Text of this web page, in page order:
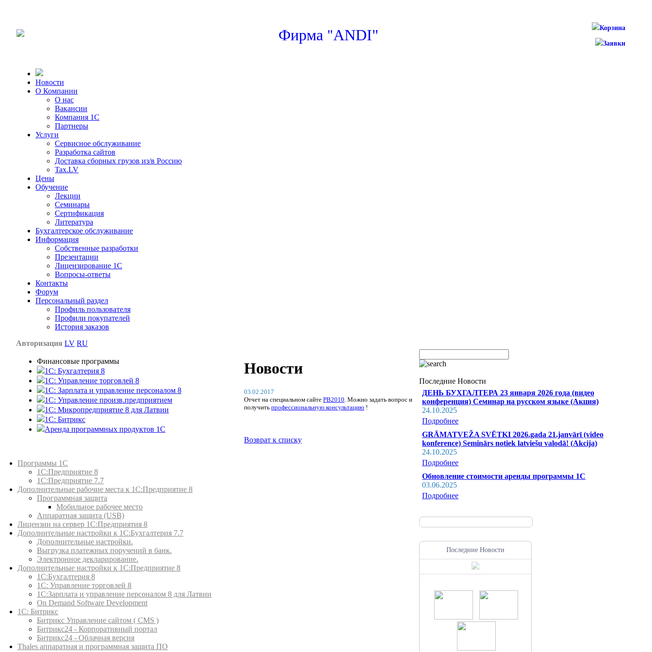
Фирма "ANDI" Корзина
Заявки
Новости
О Компании
О нас
Вакансии
Компания 1С
Партнеры
Услуги
Сервисное обслуживание
Разработка сайтов
Доставка сборных грузов из/в Россию
Tax.LV
Цены
Обучение
Лекции
Семинары
Сертификация
Литература
Бухгалтерское обслуживание
Информация
Собственные разработки
Презентации
Лицензирование 1С
Вопросы-ответы
Контакты
Форум
Персональный раздел
Профиль пользователя
Профили покупателей
История заказов
Авторизация LV RU
Финансовые программы
1С: Бухгалтерия 8
1C: Управление торговлей 8
1C: Зарплата и управление персоналом 8
1C: Управление произв.предприятием
1С: Микропредприятие 8 для Латвии
1C: Битрикс
Аренда программных продуктов 1С
Программы 1С
1С:Предприятие 8
1С:Предприятие 7.7
Дополнительные рабочие места к 1С:Предприятие 8
Программная защита
Мобильное рабочее место
Аппаратная защита (USB)
Лицензии на сервер 1С:Предприятия 8
Дополнительные настройки к 1С:Бухгалтерия 7.7
Дополнительные настройки.
Выгрузка платежных поручений в банк.
Электронное декларирование.
Дополнительные настройки к 1С:Предприятие 8
1С:Бухгалтерия 8
1C: Управление торговлей 8
1С:Зарплата и управление персоналом 8 для Латвии
On Demand Software Development
1С: Битрикс
Битрикс Управление сайтом ( CMS )
Битрикс24 - Корпоративный портал
Битрикс24 - Облачная версия
Thales аппаратная и программная защита ПО
Новости
03.02.2017
Отчет на специальном сайте PB2010 . Можно задать вопрос и
получить профессиональную консультацию !
Возврат к списку
Последние Новости
ДЕНЬ БУХГАЛТЕРА 23 января 2026 года (видео
конференция) Семинар на русском языке (Акция)
24.10.2025
Подробнее
GRĀMATVEŽA SVĒTKI 2026.gada 21.janvārī (video
konference) Seminārs notiek latviešu valodā! (Akcija)
24.10.2025
Подробнее
Обновление стоимости аренды программы 1С
03.06.2025
Подробнее
Последние Новости